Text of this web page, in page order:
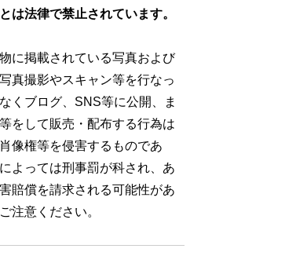
は法律で禁止されています。
に掲載されている写真および
真撮影やスキャン等を行なっ
くブログ、SNS等に公開、ま
をして販売・配布する行為は
像権等を侵害するものであ
よっては刑事罰が科され、あ
賠償を請求される可能性があ
注意ください。